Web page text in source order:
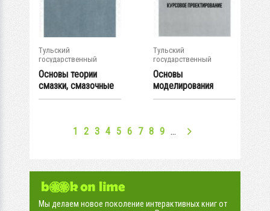
Тульский
государственный
университет
Основы теории
смазки, смазочные
материалы и...
Тульский
государственный
университет
Основы
моделирования
транспортных
1
2 3 4 5 6 7 8 9 …
Мы делаем новое поколение интерактивных книг от